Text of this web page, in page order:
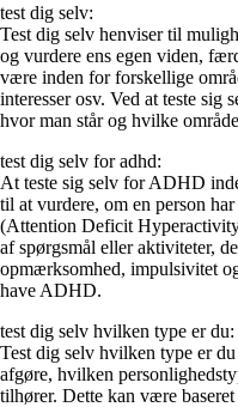
test dig selv:
Test dig selv henviser til
og vurdere ens egen viden,
være inden for forskellige
interesser osv. Ved at teste sig
hvor man står og hvilke
test dig selv for adhd:
At teste sig selv for ADHD
til at vurdere, om en person
(Attention Deficit
af spørgsmål eller aktiviteter,
opmærksomhed, impulsivitet
have ADHD.
test dig selv hvilken type er du:
Test dig selv hvilken type er
afgøre, hvilken
tilhører. Dette kan være